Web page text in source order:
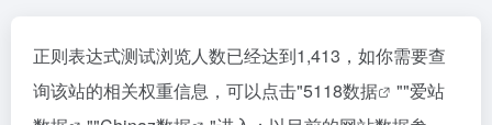
正则表达式测试浏览人数已经达到1,413，如你需要查
询该站的相关权重信息，可以点击"5118数据 ""爱站